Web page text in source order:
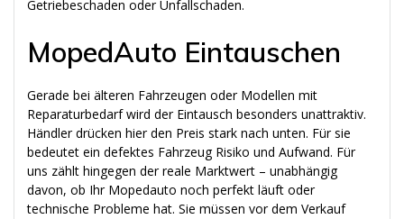
Getriebeschaden oder Unfallschaden.
MopedAuto Eintauschen
Gerade bei älteren Fahrzeugen oder Modellen mit
Reparaturbedarf wird der Eintausch besonders unattraktiv.
Händler drücken hier den Preis stark nach unten. Für sie
bedeutet ein defektes Fahrzeug Risiko und Aufwand. Für
uns zählt hingegen der reale Marktwert – unabhängig
davon, ob Ihr Mopedauto noch perfekt läuft oder
technische Probleme hat. Sie müssen vor dem Verkauf